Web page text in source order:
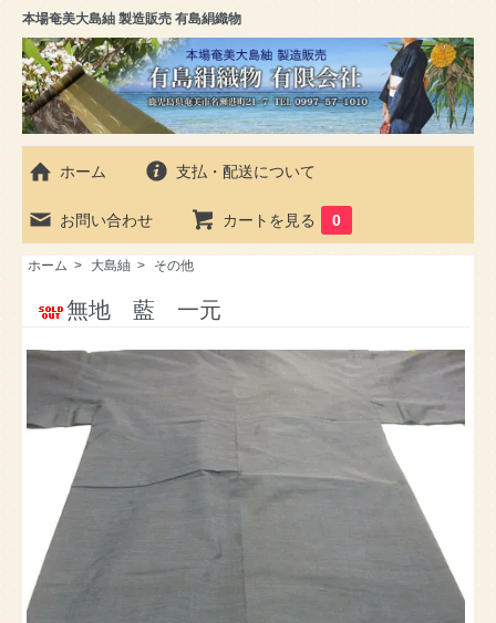
本場奄美大島紬 製造販売 有島絹織物
ホーム 支払・配送について
お問い合わせ カートを見る 0
ホーム > 大島紬 > その他
無地 藍 一元